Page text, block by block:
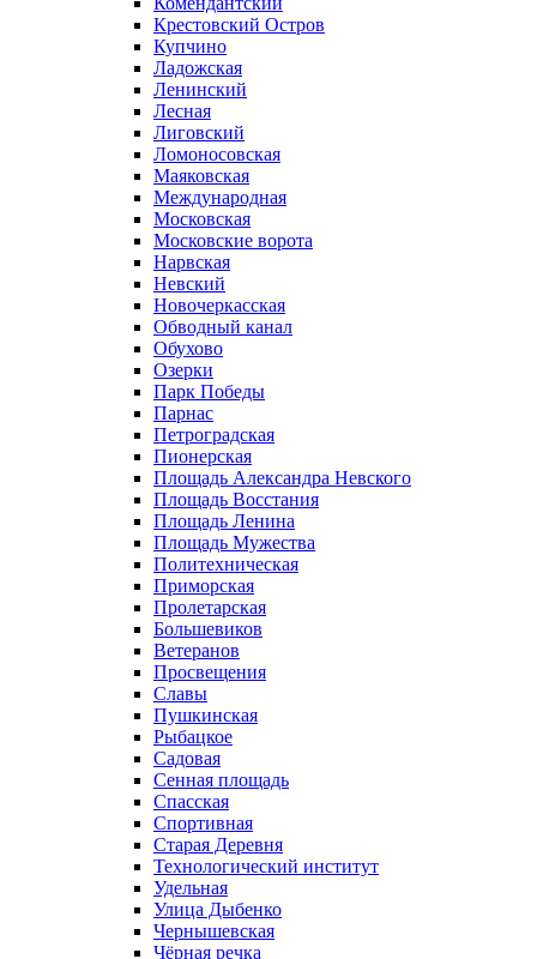
Крестовский Остров
Купчино
Ладожская
Ленинский
Лесная
Лиговский
Ломоносовская
Маяковская
Международная
Московская
Московские ворота
Нарвская
Невский
Новочеркасская
Обводный канал
Обухово
Озерки
Парк Победы
Парнас
Петроградская
Пионерская
Площадь Александра Невского
Площадь Восстания
Площадь Ленина
Площадь Мужества
Политехническая
Приморская
Пролетарская
Большевиков
Ветеранов
Просвещения
Славы
Пушкинская
Рыбацкое
Садовая
Сенная площадь
Спасская
Спортивная
Старая Деревня
Технологический институт
Удельная
Улица Дыбенко
Чернышевская
Чёрная речка